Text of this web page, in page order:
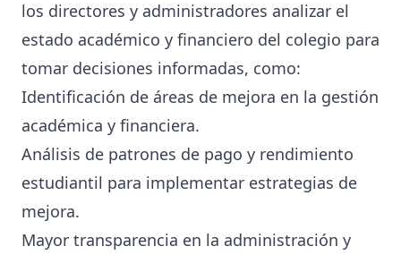
los directores y administradores analizar el
estado académico y financiero del colegio para
tomar decisiones informadas, como:
Identificación de áreas de mejora en la gestión
académica y financiera.
Análisis de patrones de pago y rendimiento
estudiantil para implementar estrategias de
mejora.
Mayor transparencia en la administración y